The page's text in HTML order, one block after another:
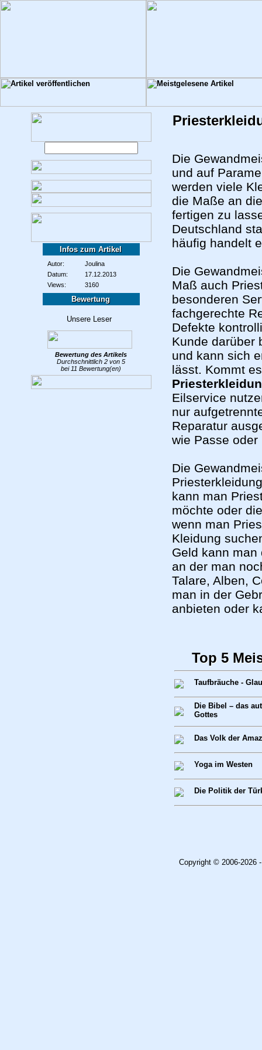
Infos zum Artikel
Autor:
Joulina
Datum:
17.12.2013
Views:
3160
Bewertung
Bewertung des Artikels
Durchschnittlich 2 von 5
bei 11 Bewertung(en)
Die
und auf
werden viele
die Maße an
fertigen zu
Deutschland
häufig handelt
Die
Maß auch
besonderen
fachgerechte
Defekte
Kunde darüber
und kann sich
lässt. Kommt
Eilservice
nur
Reparatur
wie Passe
Die
kann man
möchte oder
wenn man
Kleidung
Geld kann
an der man
Talare, Alben,
man in der
anbieten oder
Top 5
Taufbräuche -
Die Bibel – das
Gottes
Das Volk der
Yoga im Westen
Die Politik der
Copyright © 2006-